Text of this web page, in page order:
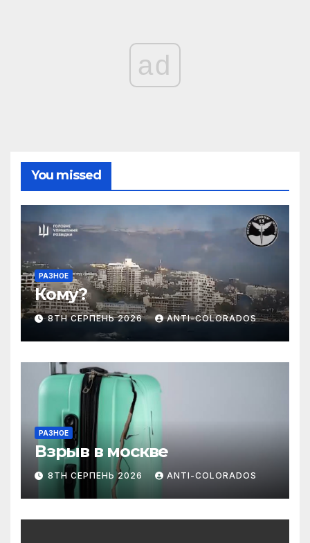
ad
You missed
РАЗНОЕ
Кому?
8TH СЕРПЕНЬ 2026 ANTI-COLORADOS
РАЗНОЕ
Взрыв в москве
8TH СЕРПЕНЬ 2026 ANTI-COLORADOS